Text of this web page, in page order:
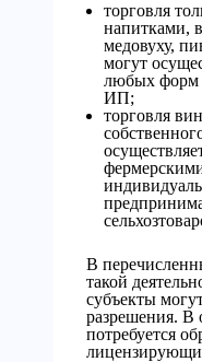
торговля
напитками,
медовуху,
могут
любых форм
ИП;
торговля
В
такой
субъекты
разрешения. В
потребуется